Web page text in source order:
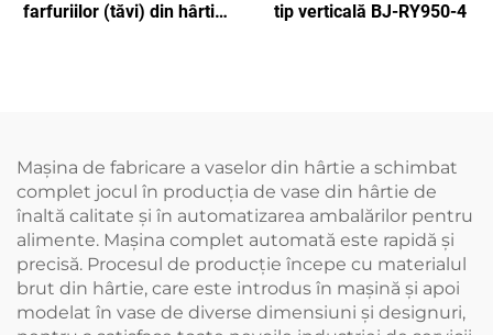
farfuriilor (tăvi) din hârtie
tip verticală BJ-RY950-4
Mașina de fabricare a vaselor din hârtie a schimbat
complet jocul în producția de vase din hârtie de
înaltă calitate și în automatizarea ambalărilor pentru
alimente. Mașina complet automată este rapidă și
precisă. Procesul de producție începe cu materialul
brut din hârtie, care este introdus în mașină și apoi
modelat în vase de diverse dimensiuni și designuri,